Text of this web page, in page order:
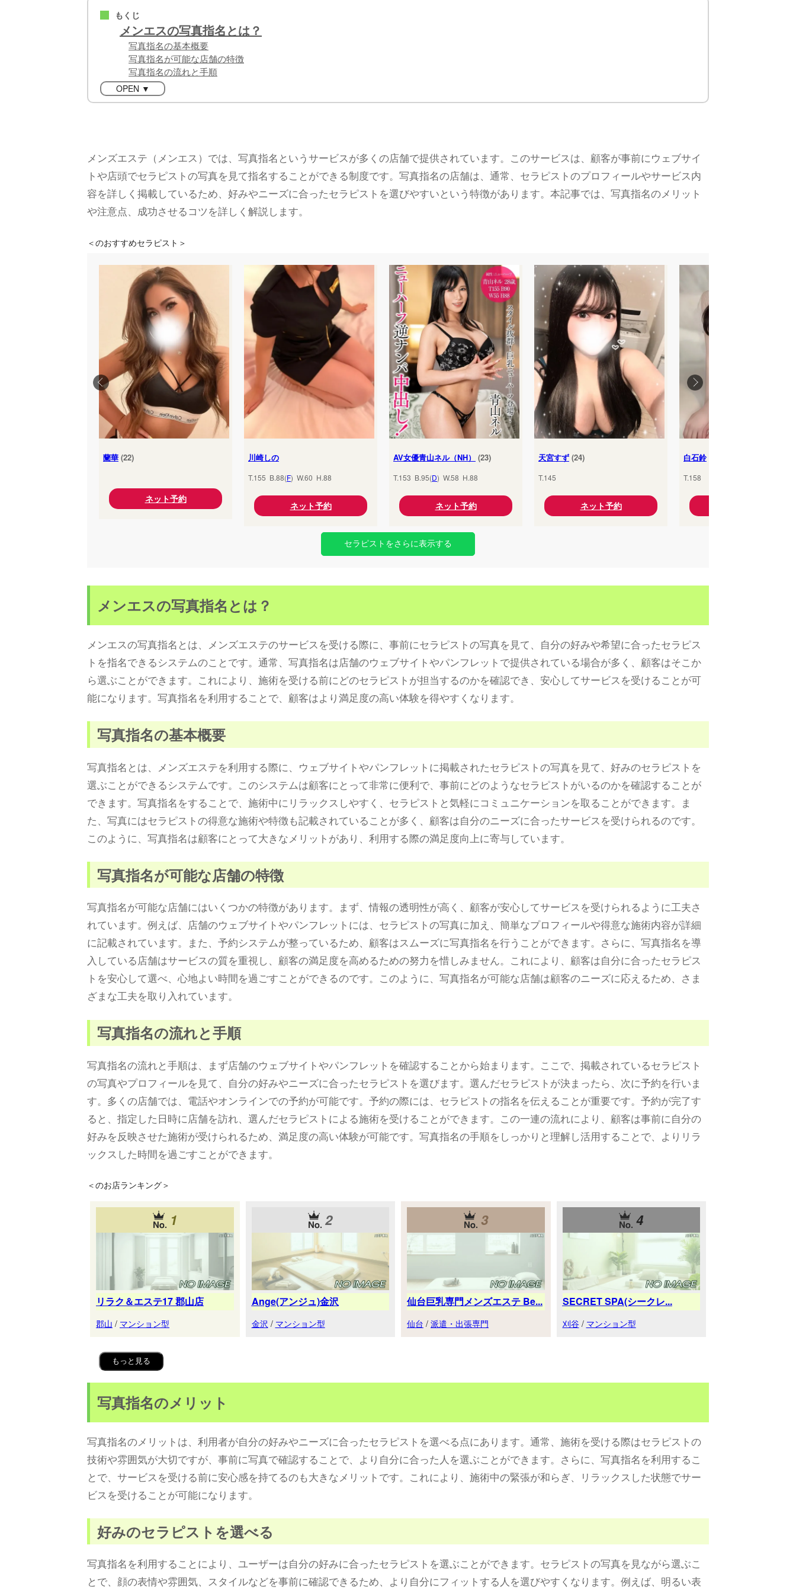
■ もくじ
メンエスの写真指名とは？
写真指名の基本概要
写真指名が可能な店舗の特徴
写真指名の流れと手順
OPEN ▼
メンズエステ（メンエス）では、写真指名というサービスが多くの店舗で提供されています。このサービスは、顧客が事前にウェブサイ
トや店頭でセラピストの写真を見て指名することができる制度です。写真指名の店舗は、通常、セラピストのプロフィールやサービス内
容を詳しく掲載しているため、好みやニーズに合ったセラピストを選びやすいという特徴があります。本記事では、写真指名のメリット
や注意点、成功させるコツを詳しく解説します。
＜のおすすめセラピスト＞
蘭華 (22)
ネット予約
川崎しの
T.155 B.88(F) W.60 H.88
ネット予約
AV女優青山ネル（NH） (23)
T.153 B.95(D) W.58 H.88
ネット予約
天宮すず (24)
T.145
ネット予約
白石鈴(25)
T.158
セラピストをさらに表示する
メンエスの写真指名とは？
メンエスの写真指名とは、メンズエステのサービスを受ける際に、事前にセラピストの写真を見て、自分の好みや希望に合ったセラピス
トを指名できるシステムのことです。通常、写真指名は店舗のウェブサイトやパンフレットで提供されている場合が多く、顧客はそこか
ら選ぶことができます。これにより、施術を受ける前にどのセラピストが担当するのかを確認でき、安心してサービスを受けることが可
能になります。写真指名を利用することで、顧客はより満足度の高い体験を得やすくなります。
写真指名の基本概要
写真指名とは、メンズエステを利用する際に、ウェブサイトやパンフレットに掲載されたセラピストの写真を見て、好みのセラピストを
選ぶことができるシステムです。このシステムは顧客にとって非常に便利で、事前にどのようなセラピストがいるのかを確認することが
できます。写真指名をすることで、施術中にリラックスしやすく、セラピストと気軽にコミュニケーションを取ることができます。ま
た、写真にはセラピストの得意な施術や特徴も記載されていることが多く、顧客は自分のニーズに合ったサービスを受けられるのです。
このように、写真指名は顧客にとって大きなメリットがあり、利用する際の満足度向上に寄与しています。
写真指名が可能な店舗の特徴
写真指名が可能な店舗にはいくつかの特徴があります。まず、情報の透明性が高く、顧客が安心してサービスを受けられるように工夫さ
れています。例えば、店舗のウェブサイトやパンフレットには、セラピストの写真に加え、簡単なプロフィールや得意な施術内容が詳細
に記載されています。また、予約システムが整っているため、顧客はスムーズに写真指名を行うことができます。さらに、写真指名を導
入している店舗はサービスの質を重視し、顧客の満足度を高めるための努力を惜しみません。これにより、顧客は自分に合ったセラピス
トを安心して選べ、心地よい時間を過ごすことができるのです。このように、写真指名が可能な店舗は顧客のニーズに応えるため、さま
ざまな工夫を取り入れています。
写真指名の流れと手順
写真指名の流れと手順は、まず店舗のウェブサイトやパンフレットを確認することから始まります。ここで、掲載されているセラピスト
の写真やプロフィールを見て、自分の好みやニーズに合ったセラピストを選びます。選んだセラピストが決まったら、次に予約を行いま
す。多くの店舗では、電話やオンラインでの予約が可能です。予約の際には、セラピストの指名を伝えることが重要です。予約が完了す
ると、指定した日時に店舗を訪れ、選んだセラピストによる施術を受けることができます。この一連の流れにより、顧客は事前に自分の
好みを反映させた施術が受けられるため、満足度の高い体験が可能です。写真指名の手順をしっかりと理解し活用することで、よりリラ
ックスした時間を過ごすことができます。
＜のお店ランキング＞
1
リラク＆エステ17 郡山店
郡山 / マンション型
2
Ange(アンジュ)金沢
金沢 / マンション型
3
仙台巨乳専門メンズエステ Be...
仙台 / 派遣・出張専門
4
SECRET SPA(シークレ...
刈谷/ マンション型
もっと見る
写真指名のメリット
写真指名のメリットは、利用者が自分の好みやニーズに合ったセラピストを選べる点にあります。通常、施術を受ける際はセラピストの
技術や雰囲気が大切ですが、事前に写真で確認することで、より自分に合った人を選ぶことができます。さらに、写真指名を利用するこ
とで、サービスを受ける前に安心感を持てるのも大きなメリットです。これにより、施術中の緊張が和らぎ、リラックスした状態でサー
ビスを受けることが可能になります。
好みのセラピストを選べる
写真指名を利用することにより、ユーザーは自分の好みに合ったセラピストを選ぶことができます。セラピストの写真を見ながら選ぶこ
とで、顔の表情や雰囲気、スタイルなどを事前に確認できるため、より自分にフィットする人を選びやすくなります。例えば、明るい表